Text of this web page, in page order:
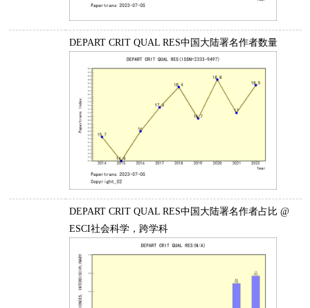
DEPART CRIT QUAL RES中国大陆署名作者数量
DEPART CRIT QUAL RES中国大陆署名作者占比 @
ESCI社会科学，跨学科